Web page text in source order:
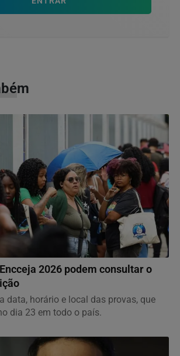
2026 podem consultar o
data, horário e local das provas, que
dia 23 em todo o país.